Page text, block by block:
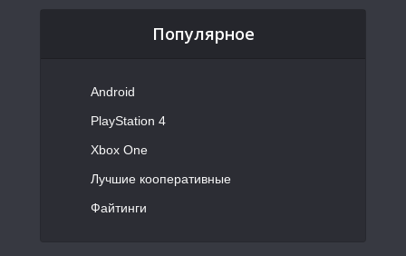
Популярное
Android
PlayStation 4
Xbox One
Лучшие кооперативные
Файтинги